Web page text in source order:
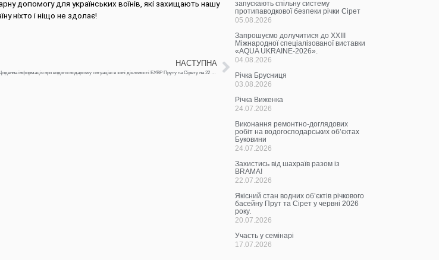
допомогу для українських воїнів, які захищають нашу
ніхто і ніщо не здолає!
НАСТУПНА
Щоденна інформація про водогосподарську ситуацію в зоні діяльності БУВР Пруту та Сірету на 22 квітня 2022 року
запускають спільну систему
протипаводкової безпеки річки Сірет
05.08.2026
Запрошуємо долучитися до ХХІІІ
Міжнародної спеціалізованої виставки
«AQUA UKRAINE-2026».
04.08.2026
Річка Брусниця
03.08.2026
Річка Виженка
24.07.2026
Виконання ремонтно-доглядових
робіт на водогосподарських об’єктах
Буковини
24.07.2026
Захистись від шахраїв разом із
BRAMA!
22.07.2026
Якісний стан водних об’єктів річкового
басейну Прут та Сірет у червні 2026
року.
20.07.2026
Участь у семінарі
17.07.2026